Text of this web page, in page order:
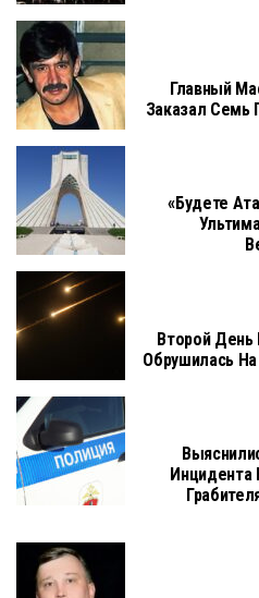
Главный
Заказал Семь
«Будете
Второй День
Обрушилась
Инцидента